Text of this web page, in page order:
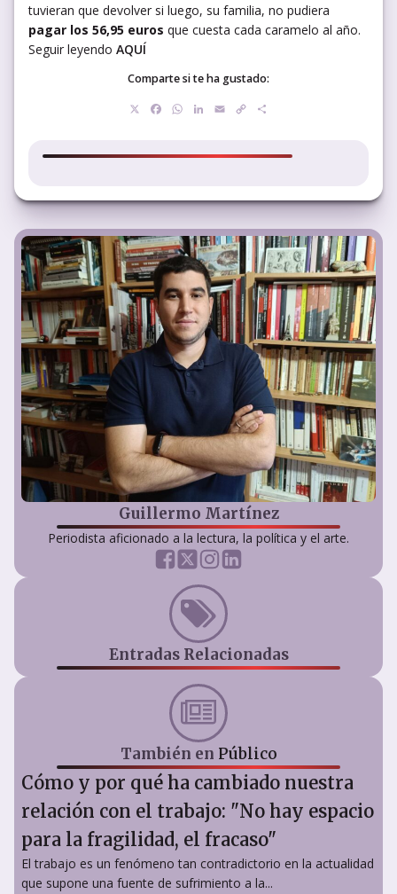
tuvieran que devolver si luego, su familia, no pudiera
pagar los 56,95 euros que cuesta cada caramelo al año.
Seguir leyendo AQUÍ
Comparte si te ha gustado:
Facebook
WhatsApp
LinkedIn
EmailCopy
Guillermo Martínez
Periodista aficionado a la lectura, la política y el arte.
Entradas Relacionadas
También en Público
Cómo y por qué ha cambiado nuestra
relación con el trabajo: "No hay espacio
para la fragilidad, el fracaso"
El trabajo es un fenómeno tan contradictorio en la actualidad
que supone una fuente de sufrimiento a la...